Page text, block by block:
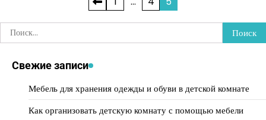
записей
Найти:
Свежие записи
Мебель для хранения одежды и обуви в детской комнате
Как организовать детскую комнату с помощью мебели